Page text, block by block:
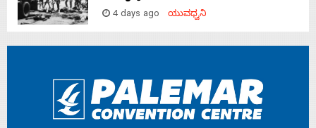
4 days ago ಯುವಧ್ವನಿ